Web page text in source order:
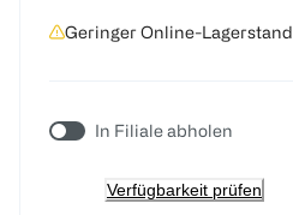
Geringer Online-Lagerstand
In Filiale abholen
Verfügbarkeit prüfen